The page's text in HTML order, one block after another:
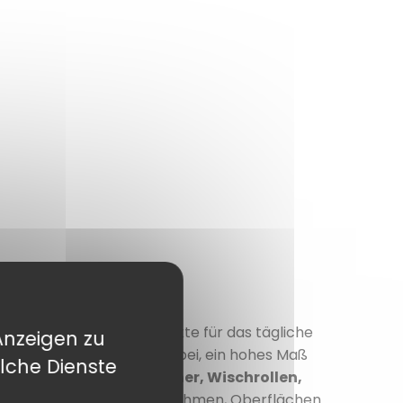
unverzichtbaren Produkte für das tägliche
und tragen dazu bei, ein hohes Maß
wiePapierhandtücher, Wischrollen,
zu
Dienste